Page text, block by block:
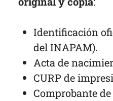
Identificación
del INAPAM).
Acta de
CURP de
Comprobante